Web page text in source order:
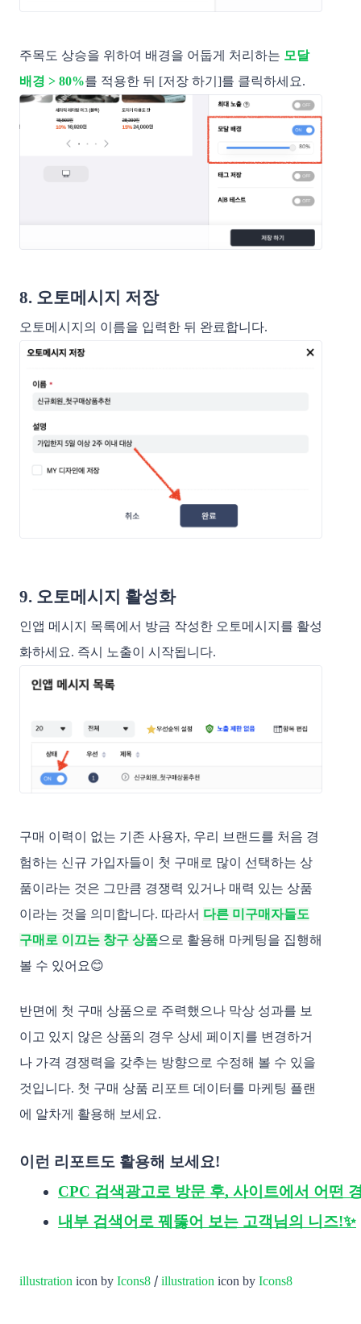
주목도 상승을 위하여 배경을 어둡게 처리하는 모달
배경 > 80%를 적용한 뒤 [저장 하기]를 클릭하세요.
8. 오토메시지 저장
오토메시지의 이름을 입력한 뒤 완료합니다.
9. 오토메시지 활성화
인앱 메시지 목록에서 방금 작성한 오토메시지를 활성
화하세요. 즉시 노출이 시작됩니다.
구매 이력이 없는 기존 사용자, 우리 브랜드를 처음 경
험하는 신규 가입자들이 첫 구매로 많이 선택하는 상
품이라는 것은 그만큼 경쟁력 있거나 매력 있는 상품
이라는 것을 의미합니다. 따라서 다른 미구매자들도
구매로 이끄는 창구 상품으로 활용해 마케팅을 집행해
볼 수 있어요😊
반면에 첫 구매 상품으로 주력했으나 막상 성과를 보
이고 있지 않은 상품의 경우 상세 페이지를 변경하거
나 가격 경쟁력을 갖추는 방향으로 수정해 볼 수 있을
것입니다. 첫 구매 상품 리포트 데이터를 마케팅 플랜
에 알차게 활용해 보세요.
이런 리포트도 활용해 보세요!
CPC 검색광고로 방문 후, 사이트에서 어떤
내부 검색어로 꿰뚫어 보는 고객님의 니즈!✨
illustration icon by Icons8 / illustration icon by Icons8